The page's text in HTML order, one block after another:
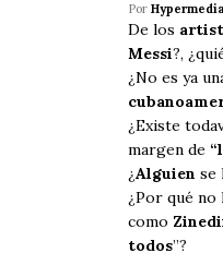
Por Hypermedia
De los
Messi?,
¿No es ya
¿Existe
margen de
¿Alguien se
¿Por qué no
como
todos”?